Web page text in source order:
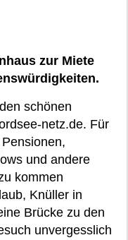
zur Miete
schönen
netz.de. Für
und andere
kommen
Knüller in
Brücke zu den
unvergesslich